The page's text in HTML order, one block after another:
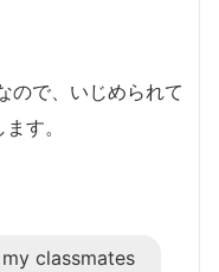
ので、いじめられて
ます。
classmates